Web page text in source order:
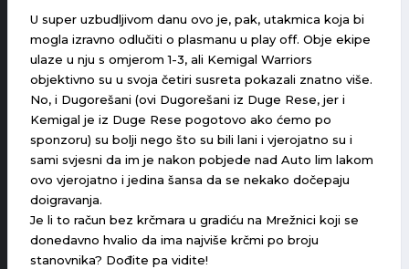
U super uzbudljivom danu ovo je, pak, utakmica koja bi
mogla izravno odlučiti o plasmanu u play off. Obje ekipe
ulaze u nju s omjerom 1-3, ali Kemigal Warriors
objektivno su u svoja četiri susreta pokazali znatno više.
No, i Dugorešani (ovi Dugorešani iz Duge Rese, jer i
Kemigal je iz Duge Rese pogotovo ako ćemo po
sponzoru) su bolji nego što su bili lani i vjerojatno su i
sami svjesni da im je nakon pobjede nad Auto lim lakom
ovo vjerojatno i jedina šansa da se nekako dočepaju
doigravanja.
Je li to račun bez krčmara u gradiću na Mrežnici koji se
donedavno hvalio da ima najviše krčmi po broju
stanovnika? Dođite pa vidite!